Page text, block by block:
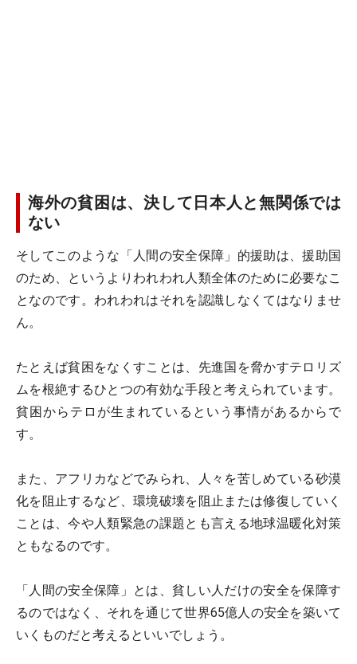
海外の貧困は、決して日本人と無関係では
ない
そしてこのような「人間の安全保障」的援助は、援助国
のため、というよりわれわれ人類全体のために必要なこ
となのです。われわれはそれを認識しなくてはなりませ
ん。
たとえば貧困をなくすことは、先進国を脅かすテロリズ
ムを根絶するひとつの有効な手段と考えられています。
貧困からテロが生まれているという事情があるからで
す。
また、アフリカなどでみられ、人々を苦しめている砂漠
化を阻止するなど、環境破壊を阻止または修復していく
ことは、今や人類緊急の課題とも言える地球温暖化対策
ともなるのです。
「人間の安全保障」とは、貧しい人だけの安全を保障す
るのではなく、それを通じて世界65億人の安全を築いて
いくものだと考えるといいでしょう。